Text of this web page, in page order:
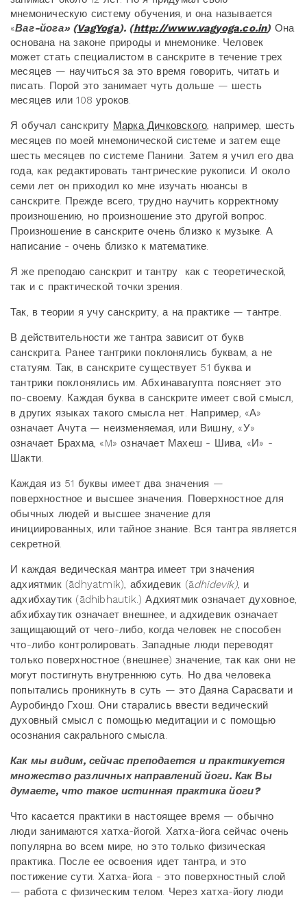
мнемоническую систему обучения, и она называется
«Ваг-йога» (VagYoga). (http://www.vagyoga.co.in)Она
основана на законе природы и мнемонике. Человек
может стать специалистом в санскрите в течение трех
месяцев — научиться за это время говорить, читать и
писать. Порой это занимает чуть дольше — шесть
месяцев или 108 уроков.
Я обучал санскриту Марка Дичковского, например, шесть
месяцев по моей мнемонической системе и затем еще
шесть месяцев по системе Панини. Затем я учил его два
года, как редактировать тантрические рукописи. И около
семи лет он приходил ко мне изучать нюансы в
санскрите. Прежде всего, трудно научить корректному
произношению, но произношение это другой вопрос.
Произношение в санскрите очень близко к музыке. А
написание - очень близко к математике.
Я же преподаю санскрит и тантру как с теоретической,
так и с практической точки зрения.
Так, в теории я учу санскриту, а на практике — тантре.
В действительности же тантра зависит от букв
санскрита. Ранее тантрики поклонялись буквам, а не
статуям. Так, в санскрите существует 51 буква и
тантрики поклонялись им. Абхинавагупта поясняет это
по-своему. Каждая буква в санскрите имеет свой смысл,
в других языках такого смысла нет. Например, «А»
означает Ачута — неизменяемая, или Вишну, «У»
означает Брахма, «M» означает Махеш - Шива, «И» -
Шакти.
Каждая из 51 буквы имеет два значения —
поверхностное и высшее значения. Поверхностное для
обычных людей и высшее значение для
инициированных, или тайное знание. Вся тантра является
секретной.
И каждая ведическая мантра имеет три значения
адхиятмик (ādhyatmik), абхидевик (ādhidevik), и
адхибхаутик (ādhibhautik.) Адхиятмик означает духовное,
абхибхаутик означает внешнее, и адхидевик означает
защищающий от чего-либо, когда человек не способен
что-либо контролировать. Западные люди переводят
только поверхностное (внешнее) значение, так как они не
могут постигнуть внутреннюю суть. Но два человека
попытались проникнуть в суть — это Даяна Сарасвати и
Ауробиндо Гхош. Они старались ввести ведический
духовный смысл с помощью медитации и с помощью
осознания сакрального смысла.
Как мы видим, сейчас преподается и практикуется
множество различных направлений йоги. Как Вы
думаете, что такое истинная практика йоги?
Что касается практики в настоящее время — обычно
люди занимаются хатха-йогой. Хатха-йога сейчас очень
популярна во всем мире, но это только физическая
практика. После ее освоения идет тантра, и это
постижение сути. Хатха-йога - это поверхностный слой
— работа с физическим телом. Через хатха-йогу люди